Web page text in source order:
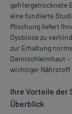
gefriergetrocknete
eine fundierte
Mischung liefert
Dysbiose zu
zur Erhaltung
Darmschleimhaut
wichtiger Nährstoff
Ihre Vorteile der
Überblick